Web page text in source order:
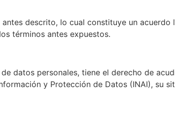
descrito, lo cual constituye un acuerdo
términos antes expuestos.
datos personales, tiene el derecho de
y Protección de Datos (INAI), su